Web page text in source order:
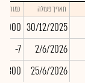
תאריך פעולה כמות
30/12/2025
2/6/2026
-7
25/6/2026